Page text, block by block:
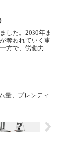
時33.06D）で屈
結像されます。
といいます。屈
超～±6.00Ｄ以
～±10.00D 以下
±15.00D 以下 極
書籍により（日
未満、中等度
した。2030年ま
奪われていく事
方で、労働力と
省）多様な人材
大限発揮できる
などの『取捨選
です。居心地が
量、プレンティ